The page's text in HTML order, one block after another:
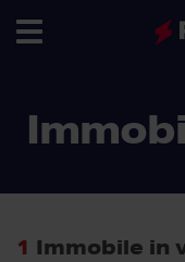
navigation
1 Immobile in